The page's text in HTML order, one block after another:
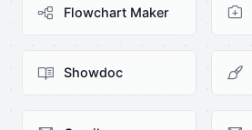
Flowchart Maker
Showdoc